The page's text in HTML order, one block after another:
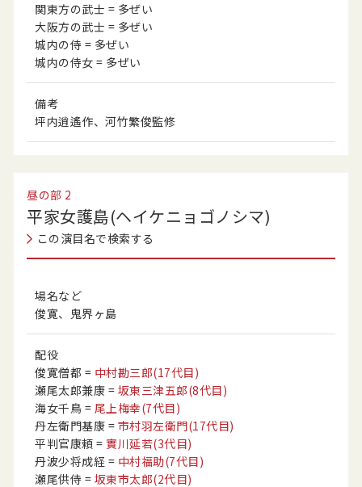
関東方の武士 = 多ぜい
大阪方の武士 = 多ぜい
城内の侍 = 多ぜい
城内の侍女 = 多ぜい
備考
坪内逍遙作、河竹繁俊監修
昼の部 2
平家女護島(ヘイケニョゴノシマ)
この演目名で検索する
場名など
俊寛、鬼界ヶ島
配役
俊寛僧都 = 中村勘三郎(17代目)
瀬尾太郎兼康 = 坂東三津五郎(8代目)
海女千鳥 = 尾上梅幸(7代目)
丹左衛門基康 = 市村羽左衛門(17代目)
平判官康頼 = 實川延若(3代目)
丹波少将成経 = 中村福助(7代目)
瀬尾供侍 = 坂東市太郎(2代目)